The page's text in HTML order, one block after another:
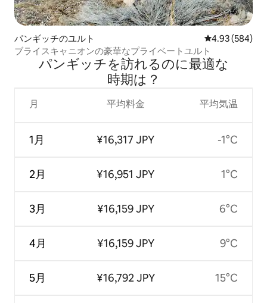
パンギッチのユルト レビュー584
4.93 (584)
ブライスキャニオンの豪華なプライベートユルト
パンギッチを訪⁠れ⁠るの⁠に最⁠適⁠な
時⁠期⁠は⁠？
月
1月
2月
3月
4月
5月
平均料金
¥16,317 JPY
¥16,951 JPY
¥16,159 JPY
¥16,159 JPY
¥16,792 JPY
平均気温
-1°C
1°C
6°C
9°C
15°C